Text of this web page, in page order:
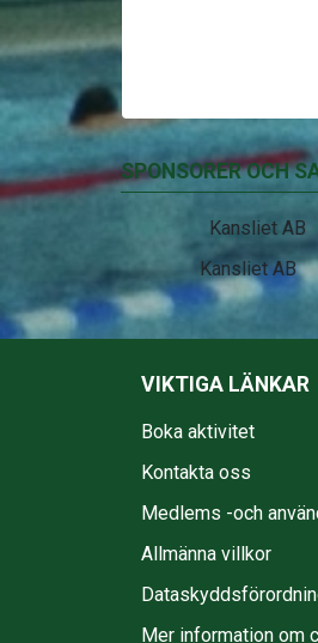
SPONSORER OCH
VIKTIGA LÄNKAR
Boka aktivitet
Kontakta oss
Medlems -och
Allmänna villkor
Mer information om